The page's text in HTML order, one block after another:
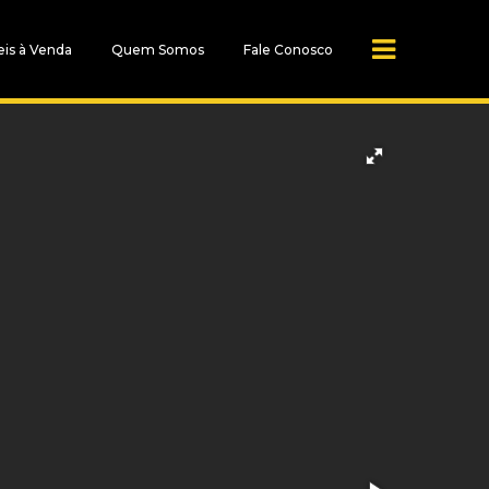
à Venda Quem Somos Fale Conosco